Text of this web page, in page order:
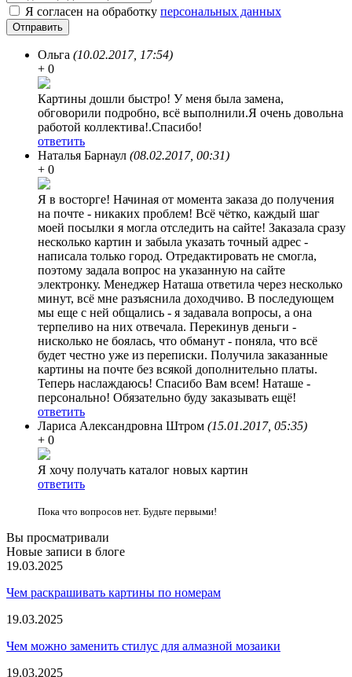
Я согласен на обработку персональных данных
Ольга (10.02.2017, 17:54)
+ 0
Картины дошли быстро! У меня была замена,
обговорили подробно, всё выполнили.Я очень довольна
работой коллектива!.Спасибо!
ответить
Наталья Барнаул (08.02.2017, 00:31)
+ 0
Я в восторге! Начиная от момента заказа до получения
на почте - никаких проблем! Всё чётко, каждый шаг
моей посылки я могла отследить на сайте! Заказала сразу
несколько картин и забыла указать точный адрес -
написала только город. Отредактировать не смогла,
поэтому задала вопрос на указанную на сайте
электронку. Менеджер Наташа ответила через несколько
минут, всё мне разъяснила доходчиво. В последующем
мы еще с ней общались - я задавала вопросы, а она
терпеливо на них отвечала. Перекинув деньги -
нисколько не боялась, что обманут - поняла, что всё
будет честно уже из переписки. Получила заказанные
картины на почте без всякой дополнительно платы.
Теперь наслаждаюсь! Спасибо Вам всем! Наташе -
персонально! Обязательно буду заказывать ещё!
ответить
Лариса Александровна Штром (15.01.2017, 05:35)
+ 0
Я хочу получать каталог новых картин
ответить
Пока что вопросов нет. Будьте первыми!
Вы просматривали
Новые записи в блоге
19.03.2025
Чем раскрашивать картины по номерам
19.03.2025
Чем можно заменить стилус для алмазной мозаики
19.03.2025